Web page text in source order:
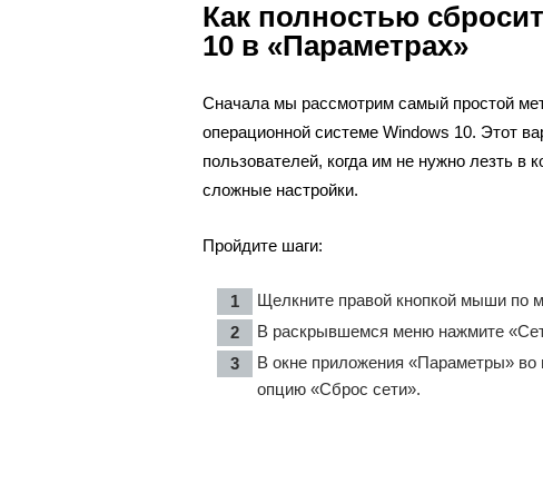
Как полностью
10 в «Параметрах»
Сначала мы рассмотрим самый простой
операционной системе Windows 10. Этот
пользователей, когда им не нужно лезть в
сложные настройки.
Пройдите шаги:
Щелкните правой кнопкой мыши по
В раскрывшемся меню нажмите
В окне приложения «Параметры» во
опцию «Сброс сети».